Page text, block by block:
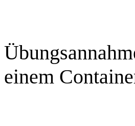
einem